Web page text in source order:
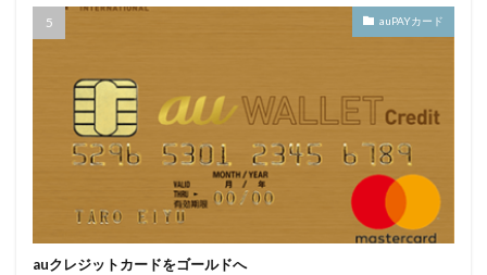
auPAYカード
auクレジットカードをゴールドへ